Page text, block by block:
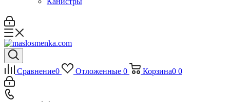
Сравнение0 Отложенные 0 Корзина0 0